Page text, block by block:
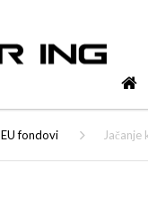
EU fondovi